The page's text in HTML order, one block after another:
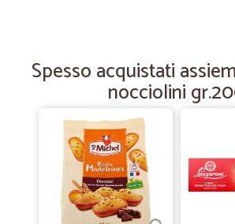
Tutto ottimo
—Alessandro Q.
5 stelle veramente meritate
E' la seconda volta che acquisto da Cicalia
extradry della Val d'oca, che trovo eccellente (la
altro account dove ho smarrito la password). Lo
sempre fresco, ottimo il prezzo e la spedizione è
Spesso acquistati
nocciolini